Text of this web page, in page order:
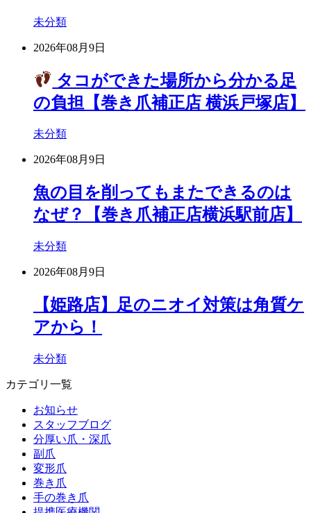
未分類
2026年08月9日
タコができた場所から分かる足
の負担【巻き爪補正店 横浜戸塚店】
未分類
2026年08月9日
魚の目を削ってもまたできるのは
なぜ？【巻き爪補正店横浜駅前店】
未分類
2026年08月9日
【姫路店】足のニオイ対策は角質ケ
アから！
未分類
カテゴリ一覧
お知らせ
スタッフブログ
分厚い爪・深爪
副爪
変形爪
巻き爪
手の巻き爪